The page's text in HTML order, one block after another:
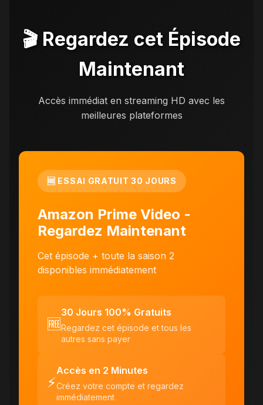
🎬 Regardez cet Épisode
Maintenant
Accès immédiat en streaming HD avec les
meilleures plateformes
🆓 ESSAI GRATUIT 30 JOURS
Amazon Prime Video -
Regardez Maintenant
Cet épisode + toute la saison 2
disponibles immédiatement
🆓
30 Jours 100% Gratuits
Regardez cet épisode et tous les
autres sans payer
⚡
Accès en 2 Minutes
Créez votre compte et regardez
immédiatement